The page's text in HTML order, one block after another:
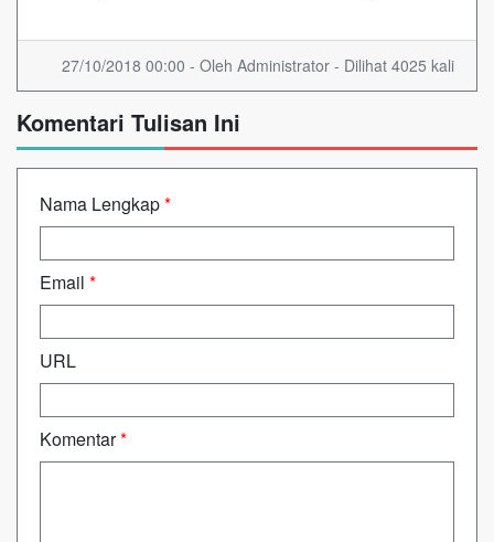
27/10/2018 00:00 - Oleh Administrator - Dilihat 4025 kali
Komentari Tulisan Ini
Nama Lengkap*
Email *
URL
Komentar*